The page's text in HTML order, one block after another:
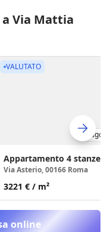
Via Mattia
VALUTATO
5 ago
Appartamento 4 stanze
Via Asterio, 00166 Roma
3221 € / m²
online